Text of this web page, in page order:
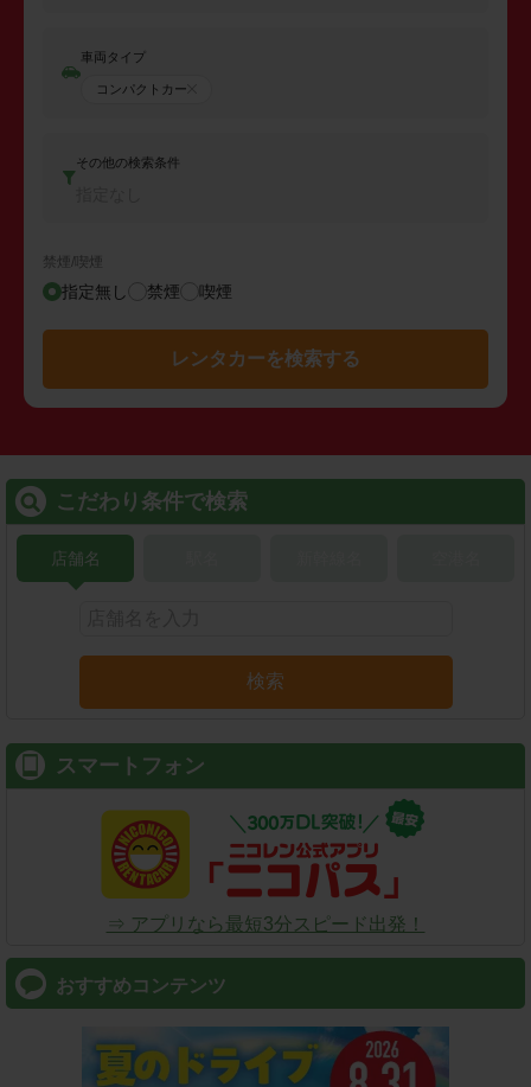
車両タイプ
コンパクトカー
その他の検索条件
禁煙/喫煙
指定無し 禁煙 喫煙
レンタカーを検索する
こだわり条件で検索
店舗名
検索
スマートフォン
⇒ アプリなら最短3分スピード出発！
おすすめコンテンツ